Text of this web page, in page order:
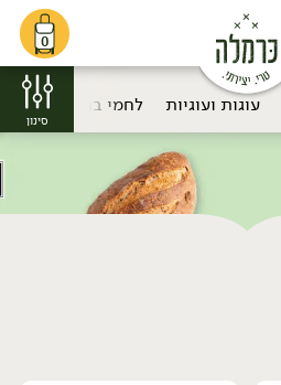
0
עוגות ועוגיות לחמי בריאות
סינון